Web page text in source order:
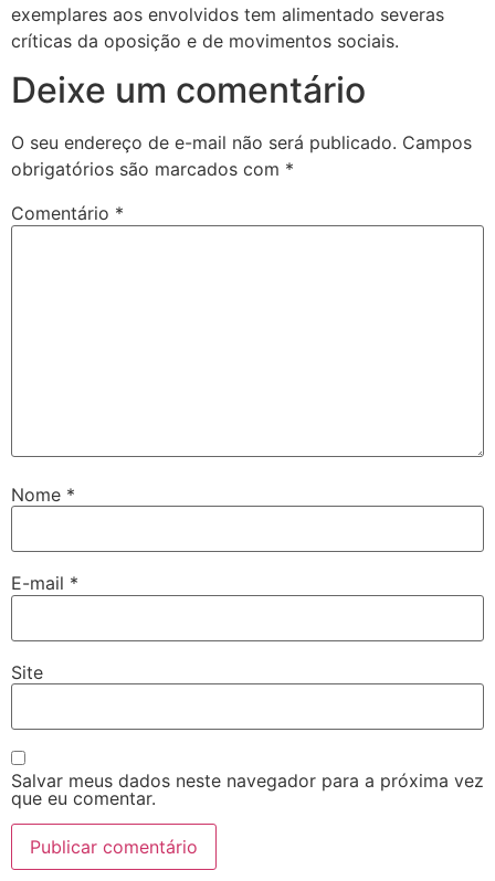
exemplares aos envolvidos tem alimentado severas
críticas da oposição e de movimentos sociais.
Deixe um comentário
O seu endereço de e-mail não será publicado. Campos
obrigatórios são marcados com *
Comentário *
Nome *
E-mail *
Site
Salvar meus dados neste navegador para a próxima vez
que eu comentar.